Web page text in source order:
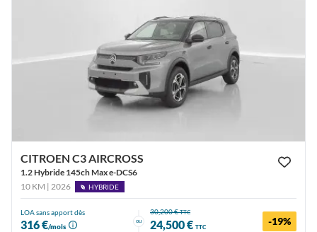
CITROEN C3 AIRCROSS
1.2 Hybride 145ch Max e-DCS6
10 KM | 2026
HYBRIDE
LOA sans apport dès
316 €/mois
ou
30,200 €TTC
24,500 € TTC -19%